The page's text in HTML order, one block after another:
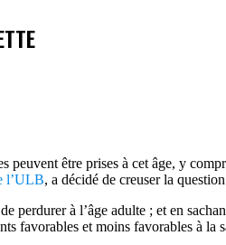
peuvent être prises à cet âge, y
l’ULB, a décidé de creuser la
perdurer à l’âge adulte ; et en
favorables et moins favorables à la